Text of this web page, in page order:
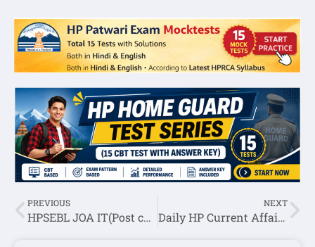
PREVIOUS
HPSEBL JOA IT(Post code 817) Appointment Order 2024
NEXT
Daily HP Current Affairs 12 September 2024